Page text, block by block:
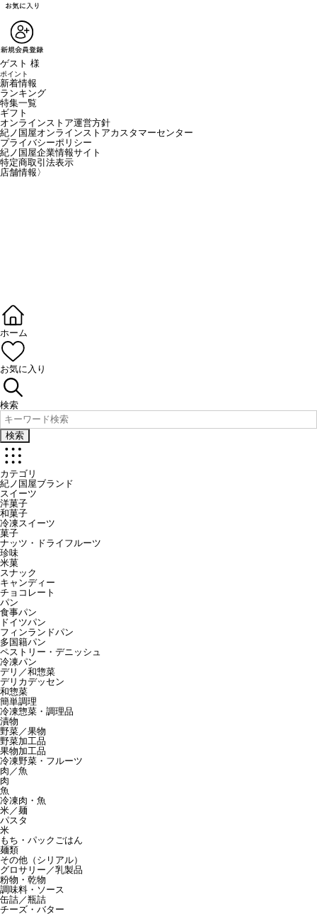
ゲスト 様
ポイント
新着情報
ランキング
特集一覧
ギフト
オンラインストア運営方針
紀ノ国屋オンラインストアカスタマーセンター
プライバシーポリシー
紀ノ国屋企業情報サイト
特定商取引法表示
店舗情報 〉
ホーム
お気に入り
検索
検索
カテゴリ
紀ノ国屋ブランド
スイーツ
洋菓子
和菓子
冷凍スイーツ
菓子
ナッツ・ドライフルーツ
珍味
米菓
スナック
キャンディー
チョコレート
パン
食事パン
ドイツパン
フィンランドパン
多国籍パン
ペストリー・デニッシュ
冷凍パン
デリ／和惣菜
デリカデッセン
和惣菜
簡単調理
冷凍惣菜・調理品
漬物
野菜／果物
野菜加工品
果物加工品
冷凍野菜・フルーツ
肉／魚
肉
魚
冷凍肉・魚
米／麺
パスタ
米
もち・パックごはん
麺類
その他（シリアル）
グロサリー／乳製品
粉物・乾物
調味料・ソース
缶詰／瓶詰
チーズ・バター